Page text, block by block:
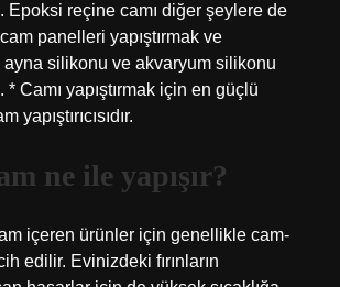
Epoksi reçine camı diğer şeylere de
panelleri yapıştırmak ve
ayna silikonu ve akvaryum silikonu
Camı yapıştırmak için en güçlü
yapıştırıcısıdır.
ne ile yapışır?
içeren ürünler için genellikle cam-
edilir. Evinizdeki fırınların